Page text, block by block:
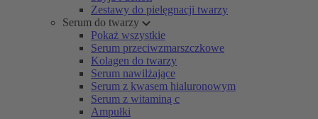
Zestawy do pielęgnacji twarzy
Serum do twarzy
Pokaż wszystkie
Serum przeciwzmarszczkowe
Kolagen do twarzy
Serum nawilżające
Serum z kwasem hialuronowym
Serum z witaminą c
Ampułki